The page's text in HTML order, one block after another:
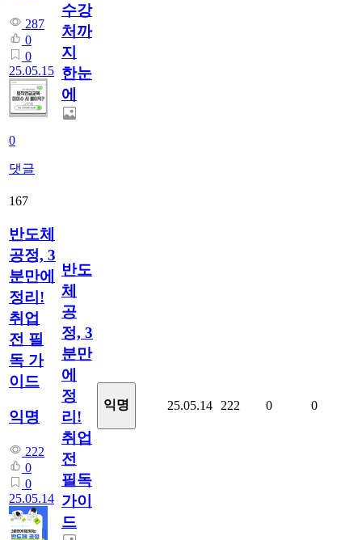
287
0
0
25.05.15
0
댓글
수강
처까
지
한눈
에
167
반도체
공정, 3
분만에
정리!
취업
전 필
독 가
이드
익명
222
0
0
25.05.14
반도
체
공
정, 3
분만
에
정
리!
취업
전
필독
가이
드
익명 25.05.14 222 0 0